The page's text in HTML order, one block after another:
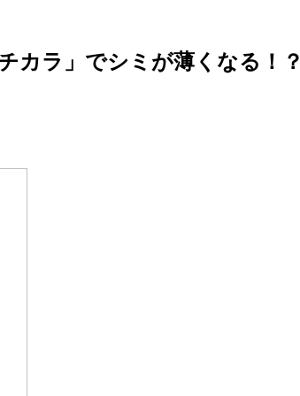
カラ」でシミが薄くなる！？